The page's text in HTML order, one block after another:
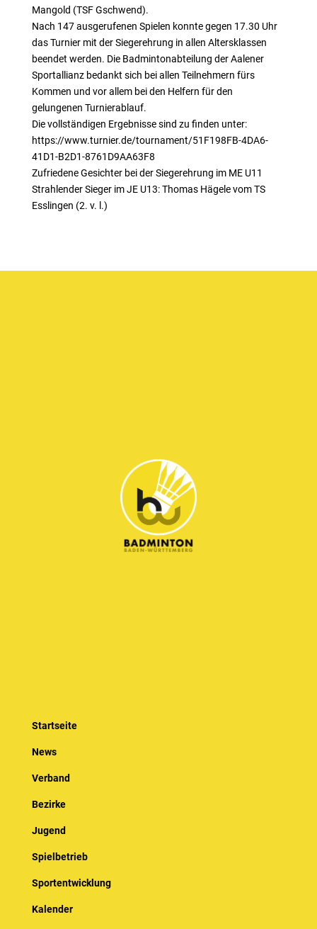
Mangold (TSF Gschwend).
Nach 147 ausgerufenen Spielen konnte gegen 17.30 Uhr
das Turnier mit der Siegerehrung in allen Altersklassen
beendet werden. Die Badmintonabteilung der Aalener
Sportallianz bedankt sich bei allen Teilnehmern fürs
Kommen und vor allem bei den Helfern für den
gelungenen Turnierablauf.
Die vollständigen Ergebnisse sind zu finden unter:
https://www.turnier.de/tournament/51F198FB-4DA6-
41D1-B2D1-8761D9AA63F8
Zufriedene Gesichter bei der Siegerehrung im ME U11
Strahlender Sieger im JE U13: Thomas Hägele vom TS
Esslingen (2. v. l.)
Startseite
News
Verband
Bezirke
Jugend
Spielbetrieb
Sportentwicklung
Kalender